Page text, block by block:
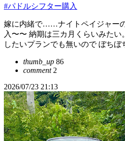
#パドルシフター購入
嫁に内緒で……ナイトペイジャー
入〜〜 納期は三カ月くらいみた
したいプランでも無いので ぼちぼ
thumb_up 86
comment2
2026/07/23 21:13